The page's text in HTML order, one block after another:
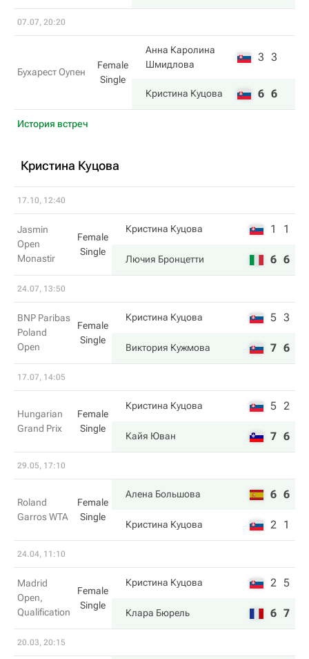
07.07, 20:20
Бухарест Оупен
Female
Single
Анна Каролина
Шмидлова
3 3
Кристина Куцова 6 6
История встреч
Кристина Куцова
17.10, 12:40
Jasmin
Open
Monastir
Female
Single
Кристина Куцова 1 1
Лючия Бронцетти 6 6
24.07, 13:50
BNP Paribas
Poland
Open
Female
Single
Кристина Куцова 5 3
Виктория Кужмова 7 6
17.07, 14:05
Hungarian
Grand Prix
Female
Single
Кристина Куцова 5 2
Кайя Юван 7 6
29.05, 17:10
Roland
Garros WTA
Female
Single
Алена Большова 6 6
Кристина Куцова 2 1
24.04, 11:10
Madrid
Open,
Qualification
Female
Single
Кристина Куцова 2 5
Клара Бюрель 6 7
20.03, 20:15